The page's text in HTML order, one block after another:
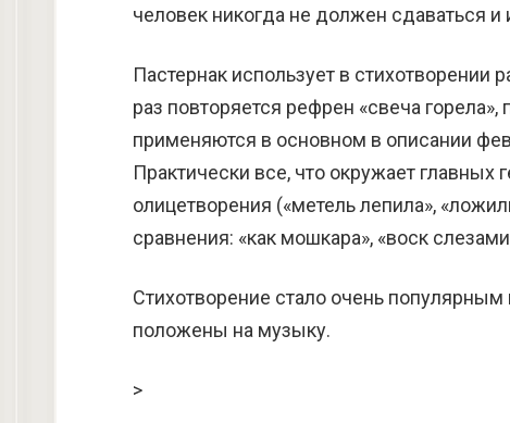
человек никогда не должен сдаваться
Пастернак использует в
раз повторяется рефрен «свеча
применяются в основном в описании
Практически все, что окружает главных
олицетворения («метель лепила»,
сравнения: «как мошкара», «воск
Стихотворение стало очень
положены на музыку.
>